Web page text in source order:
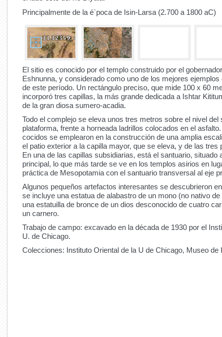
Principalmente de la é`poca de Isin-Larsa (2.700 a 1800 aC)
El sitio es conocido por el templo construido por el
Eshnunna, y considerado como uno de los mejores ejemplos
de este período. Un rectángulo preciso, que mide 100 x 60
incorporó tres capillas, la más grande dedicada a Ishtar
de la gran diosa sumero-acadia.
Todo el complejo se eleva unos tres metros sobre el nivel del
plataforma, frente a horneada ladrillos colocados en el
cocidos se emplearon en la construcción de una amplia
el patio exterior a la capilla mayor, que se eleva, y de las tres
En una de las capillas subsidiarias, está el santuario, situado
principal, lo que más tarde se ve en los templos asirios en
práctica de Mesopotamia con el santuario transversal al eje
Algunos pequeños artefactos interesantes se descubrieron
se incluye una estatua de alabastro de un mono (no nativo
una estatuilla de bronce de un dios desconocido de cuatro
un carnero.
Trabajo de campo: excavado en la década de 1930 por el
U. de Chicago.
Colecciones: Instituto Oriental de la U de Chicago, Museo de